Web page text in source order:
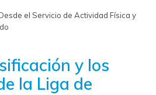
el Servicio de Actividad Física y
y los
la Liga de